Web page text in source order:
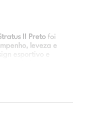
II Pretofoi
leveza e
ou corridas